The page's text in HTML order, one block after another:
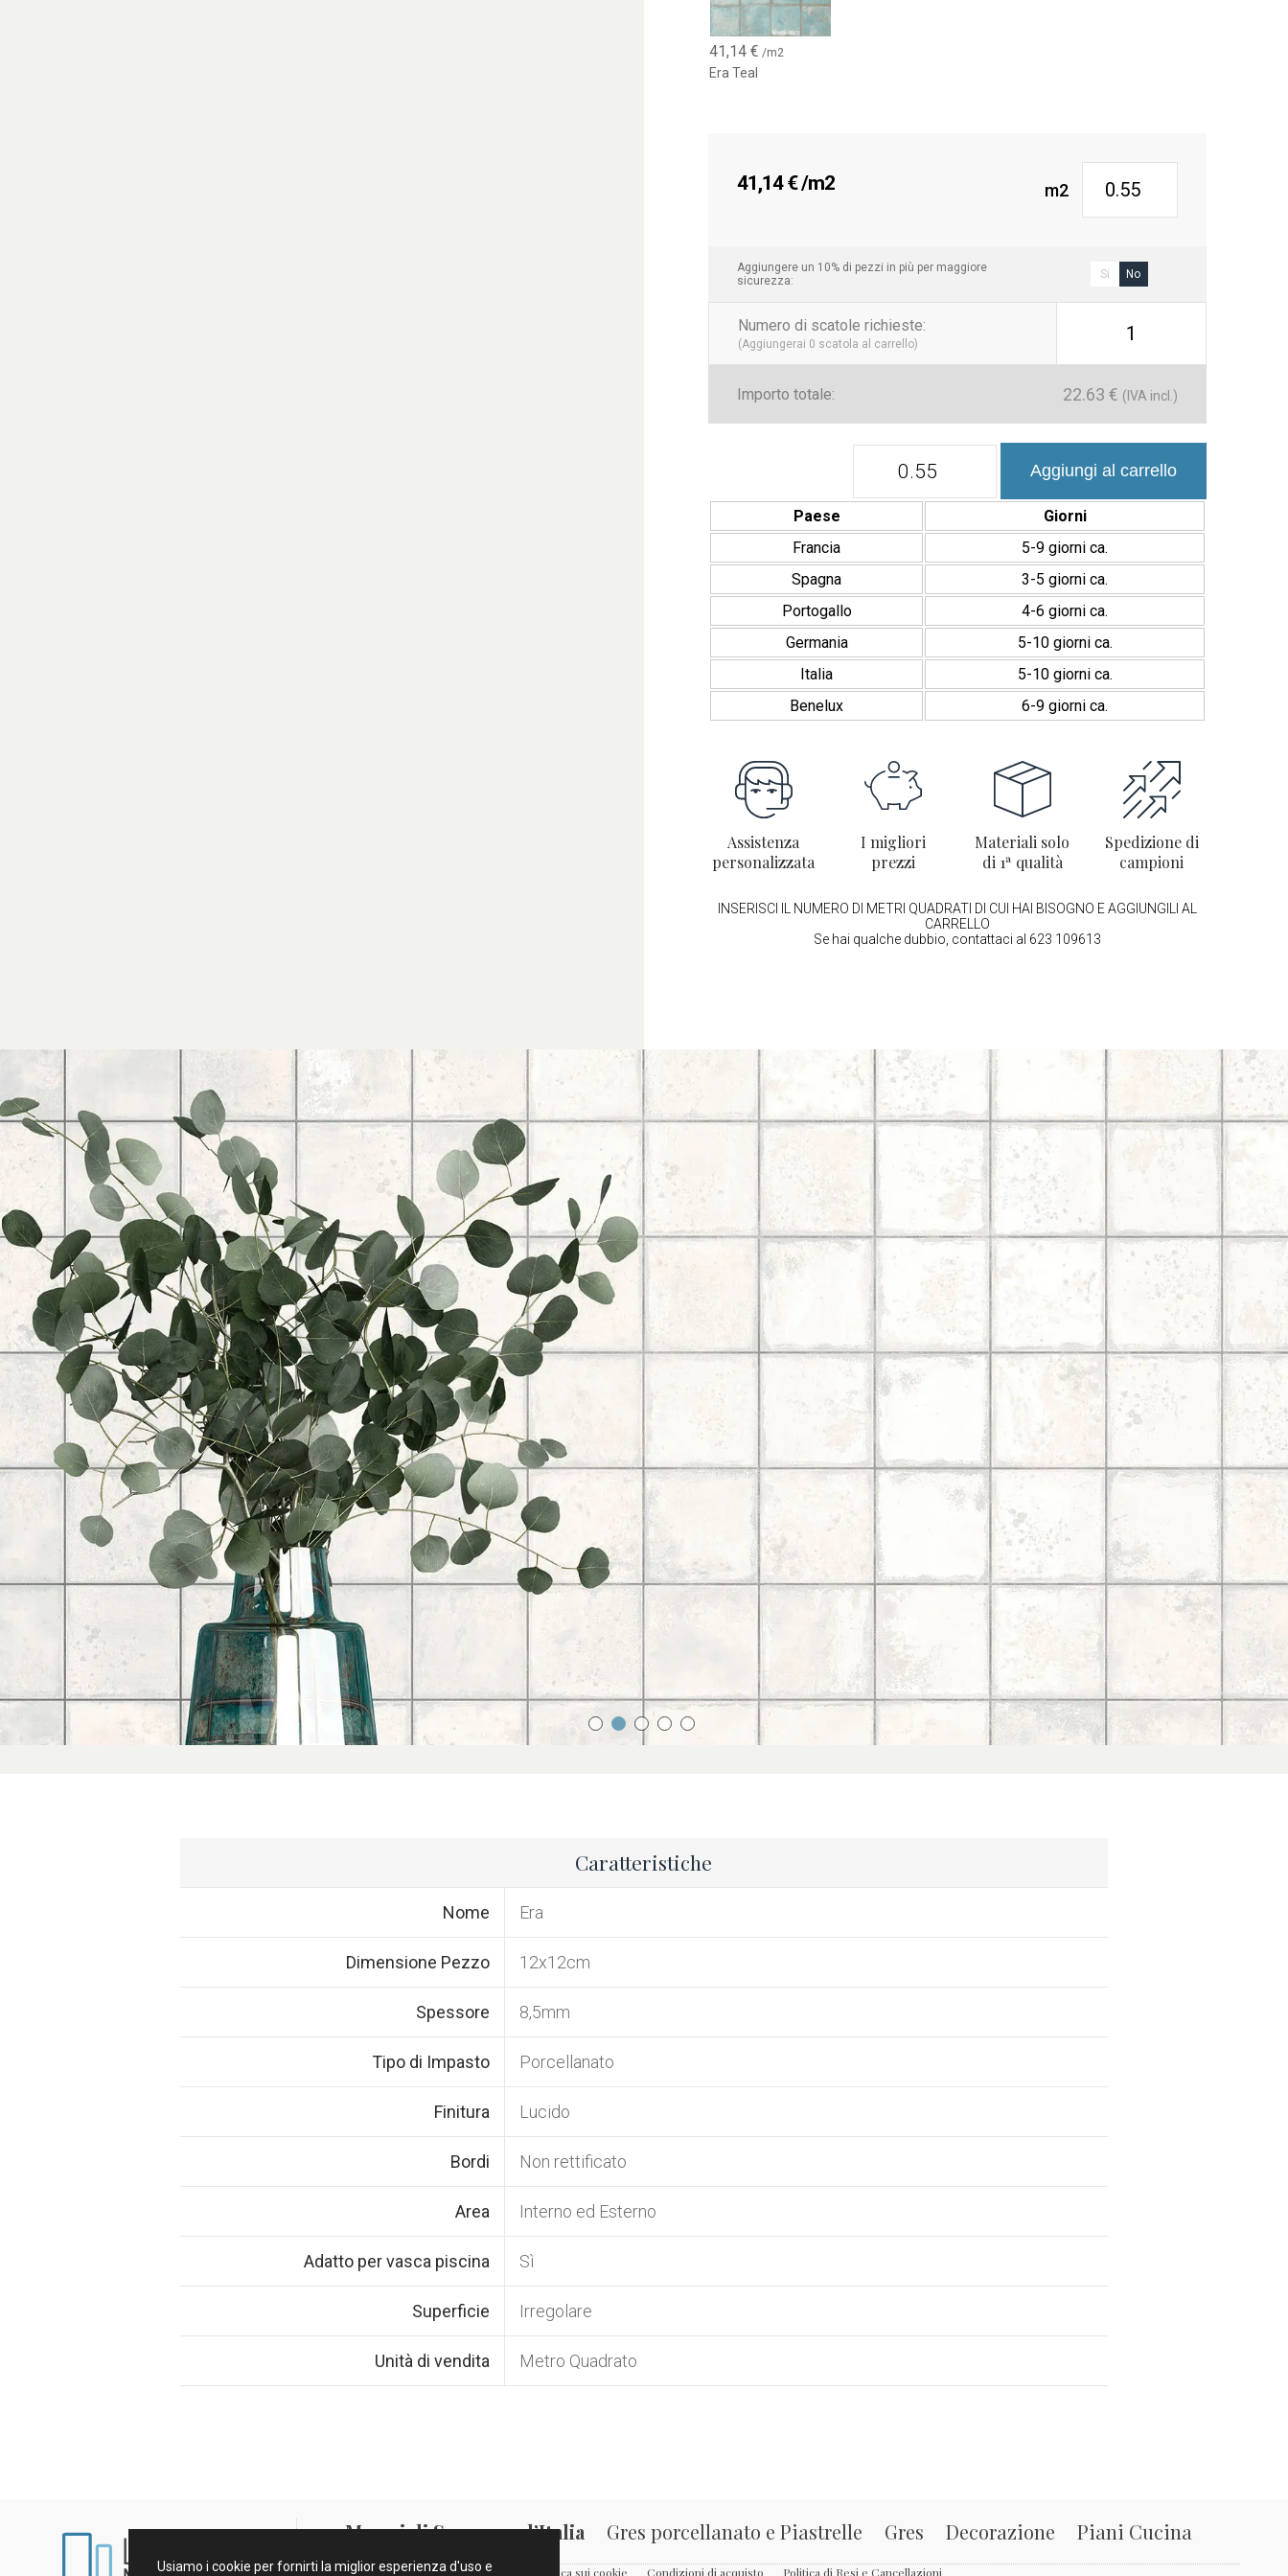
41,14€ /m2
Era Teal
41,14€/m2 m2
Aggiungere un 10% di pezzi in più per maggiore
sicurezza:
Si No
Numero di scatole richieste:
(Aggiungerai 0 scatola al carrello) 1
Importo totale: 22.63 € (IVA incl.)
porcelánicos
Era
con
brillante
Aggiungi al carrello
Paese
Giorni
Francia
5-9 giorni ca.
Spagna
3-5 giorni ca.
Portogallo
4-6 giorni ca.
Germania
5-10 giorni ca.
Italia
5-10 giorni ca.
Benelux
6-9 giorni ca.
Assistenza
personalizzata
I migliori
prezzi
Materiali solo
di 1ª qualità
Spedizione di
campioni
INSERISCI IL NUMERO DI METRI QUADRATI DI CUI HAI BISOGNO E AGGIUNGILI AL
CARRELLO
Se hai qualche dubbio, contattaci al 623 109613
Caratteristiche
Nome Era
Dimensione Pezzo 12x12cm
Spessore 8,5mm
Tipo di Impasto Porcellanato
Finitura Lucido
Bordi Non rettificato
Area Interno ed Esterno
Adatto per vasca piscina Sì
Superficie Irregolare
Unità di vendita Metro Quadrato
Marmi di Spagna e d’Italia Gres porcellanato e Piastrelle Gres Decorazione Piani Cucina
Aviso Legale e Condizioni d’Uso Politica sui cookie Condizioni di acquisto Politica di Resi e Cancellazioni
Usiamo i cookie per fornirti la miglior esperienza d'uso e